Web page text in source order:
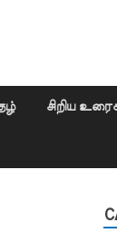
சிறிய